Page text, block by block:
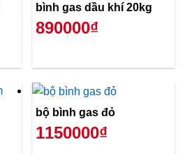
bình gas dầu khí 20kg
890000₫
bộ bình gas đỏ
1150000₫